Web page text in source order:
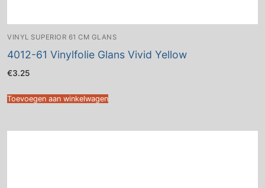
VINYL SUPERIOR 61 CM GLANS
4012-61 Vinylfolie Glans Vivid Yellow
€3.25
Toevoegen aan winkelwagen